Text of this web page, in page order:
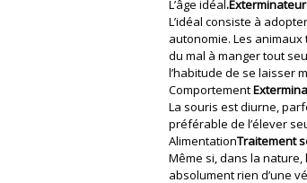
L’âge idéal
L’idéal consiste à
autonomie. Les
du mal à manger tout
l’habitude de se laisser
Comportement
La souris est diurne,
préférable de l’élever
AlimentationTraitement
Même si, dans la nature,
absolument rien d’une